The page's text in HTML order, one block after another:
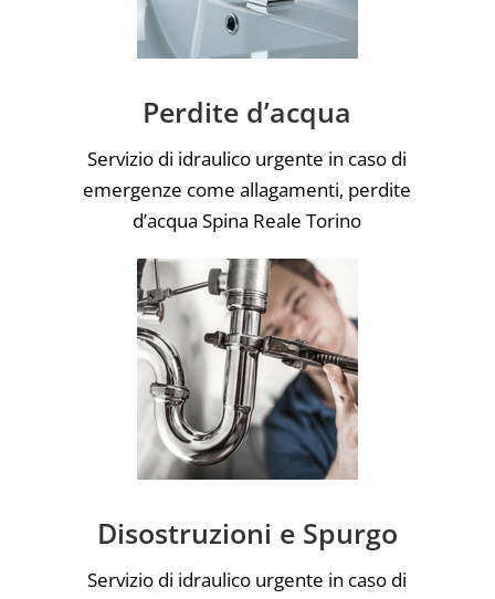
Perdite d’acqua
Servizio di idraulico urgente in caso di
emergenze come allagamenti, perdite
d’acqua Spina Reale Torino
Disostruzioni e Spurgo
Servizio di idraulico urgente in caso di